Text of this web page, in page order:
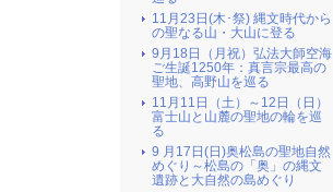
11月23日(木･祭) 縄文時代から
の聖なる山・大山に登る
9月18日（月祝）弘法大師空海
ご生誕1250年：真言宗最高の
聖地、高野山を巡る
11月11日（土）～12日（日）
富士山と山麓の聖地の輪を巡
る
9 月17日(日)奥松島の聖地自然
めぐり～松島の「奥」の縄文
遺跡と大自然の島めぐり